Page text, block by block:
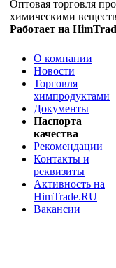
Оптовая торговля
химическими
Работает на
О компании
Новости
Торговля
химпродуктами
Документы
Паспорта
качества
Рекомендации
Контакты и
реквизиты
Активность на
HimTrade.RU
Вакансии